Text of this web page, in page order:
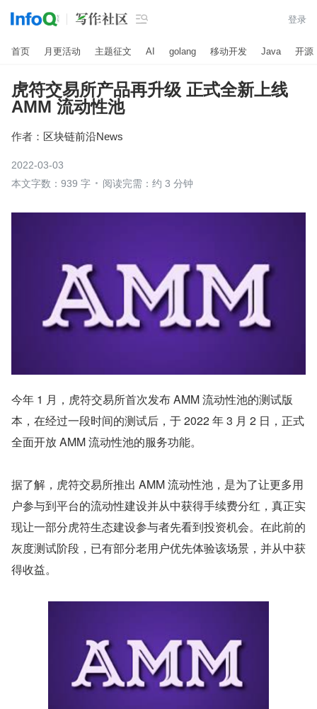
 登录
首页 月更活动 主题征文 AI golang 移动开发 Java 开源
虎符交易所产品再升级 正式全新上线
AMM 流动性池
作者： 区块链前沿News
2022-03-03
本文字数：939 字
阅读完需：约 3 分钟
今年 1 月，虎符交易所首次发布 AMM 流动性池的测试版
本，在经过一段时间的测试后，于 2022 年 3 月 2 日，正式
全面开放 AMM 流动性池的服务功能。
据了解，虎符交易所推出 AMM 流动性池，是为了让更多用
户参与到平台的流动性建设并从中获得手续费分红，真正实
现让一部分虎符生态建设参与者先看到投资机会。在此前的
灰度测试阶段，已有部分老用户优先体验该场景，并从中获
得收益。